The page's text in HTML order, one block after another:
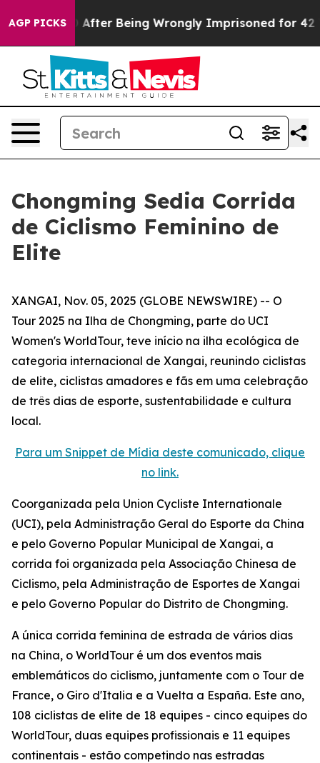
AGP PICKSAfter Being Wrongly Imprisoned for 42
Chongming Sedia Corrida
de Ciclismo Feminino de
Elite
XANGAI, Nov. 05, 2025 (GLOBE NEWSWIRE) -- O
Tour 2025 na Ilha de Chongming, parte do UCI
Women's WorldTour, teve início na ilha ecológica de
categoria internacional de Xangai, reunindo ciclistas
de elite, ciclistas amadores e fãs em uma celebração
de três dias de esporte, sustentabilidade e cultura
local.
Para um Snippet de Mídia deste comunicado, clique
no link.
Coorganizada pela Union Cycliste Internationale
(UCI), pela Administração Geral do Esporte da China
e pelo Governo Popular Municipal de Xangai, a
corrida foi organizada pela Associação Chinesa de
Ciclismo, pela Administração de Esportes de Xangai
e pelo Governo Popular do Distrito de Chongming.
A única corrida feminina de estrada de vários dias
na China, o WorldTour é um dos eventos mais
emblemáticos do ciclismo, juntamente com o Tour de
France, o Giro d'Italia e a Vuelta a España. Este ano,
108 ciclistas de elite de 18 equipes - cinco equipes do
WorldTour, duas equipes profissionais e 11 equipes
continentais - estão competindo nas estradas